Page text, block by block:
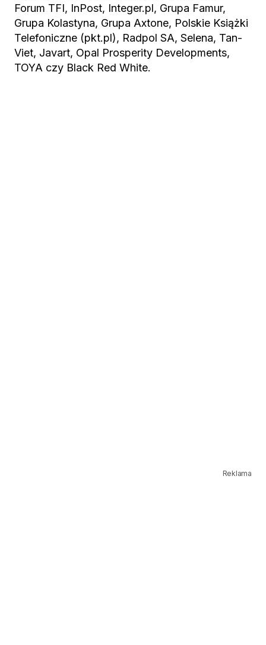
Forum TFI, InPost, Integer.pl, Grupa Famur,
Grupa Kolastyna, Grupa Axtone, Polskie Książki
Telefoniczne (pkt.pl), Radpol SA, Selena, Tan-
Viet, Javart, Opal Prosperity Developments,
TOYA czy Black Red White.
Reklama